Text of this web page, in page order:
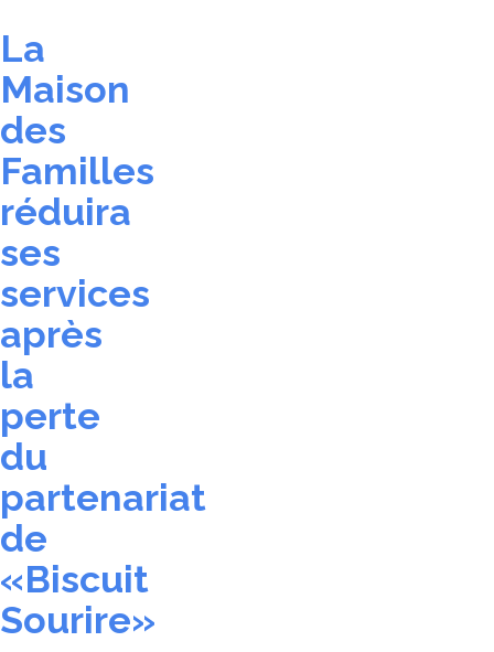
La
Maison
des
Familles
réduira
ses
services
après
la
perte
du
partenariat
de
«Biscuit
Sourire»